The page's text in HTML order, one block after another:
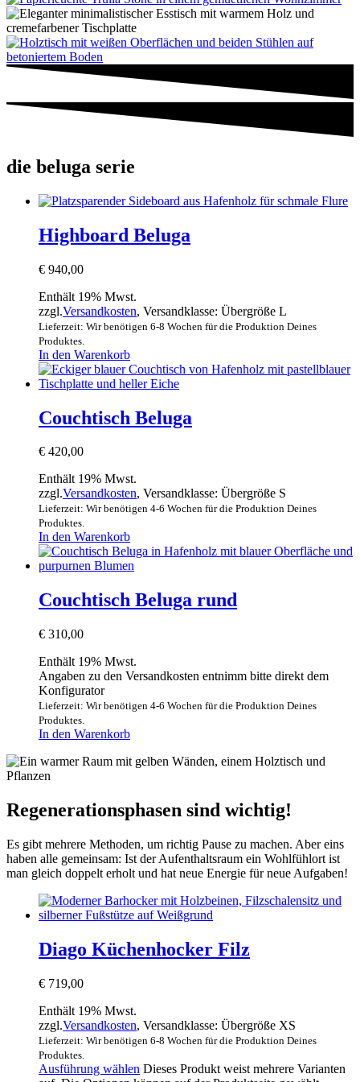
die beluga serie
Highboard Beluga
€ 940,00
Enthält 19% Mwst.
zzgl.Versandkosten, Versandklasse: Übergröße L
Lieferzeit: Wir benötigen 6-8 Wochen für die Produktion Deines
Produktes.
In den Warenkorb
Couchtisch Beluga
€ 420,00
Enthält 19% Mwst.
zzgl.Versandkosten, Versandklasse: Übergröße S
Lieferzeit: Wir benötigen 4-6 Wochen für die Produktion Deines
Produktes.
In den Warenkorb
Couchtisch Beluga rund
€ 310,00
Enthält 19% Mwst.
Angaben zu den Versandkosten entnimm bitte direkt dem
Konfigurator
Lieferzeit: Wir benötigen 4-6 Wochen für die Produktion Deines
Produktes.
In den Warenkorb
Regenerationsphasen sind wichtig!
Es gibt mehrere Methoden, um richtig Pause zu machen. Aber eins
haben alle gemeinsam: Ist der Aufenthaltsraum ein Wohlfühlort ist
man gleich doppelt erholt und hat neue Energie für neue Aufgaben!
Diago Küchenhocker Filz
€ 719,00
Enthält 19% Mwst.
zzgl.Versandkosten, Versandklasse: Übergröße XS
Lieferzeit: Wir benötigen 6-8 Wochen für die Produktion Deines
Produktes.
Ausführung wählen Dieses Produkt weist mehrere Varianten